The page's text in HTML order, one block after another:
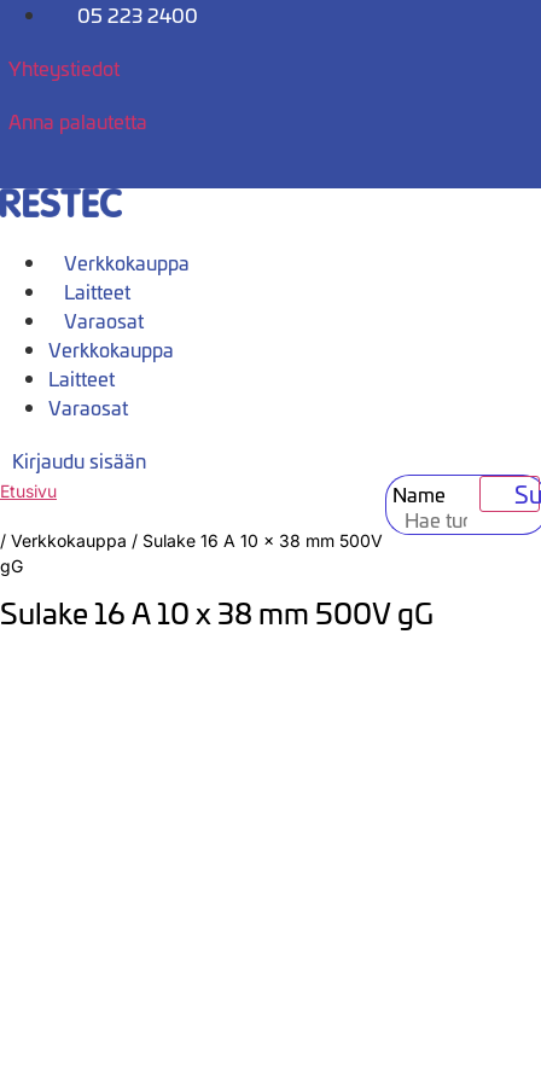
Mene
05 223 2400
Yhteystiedot
Anna palautetta
Verkkokauppa
Laitteet
Varaosat
Verkkokauppa
Laitteet
Varaosat
Kirjaudu sisään
Name
Etusivu
/ Verkkokauppa / Sulake 16 A 10 x 38 mm 500V
gG
Sulake 16 A 10 x 38 mm 500V gG